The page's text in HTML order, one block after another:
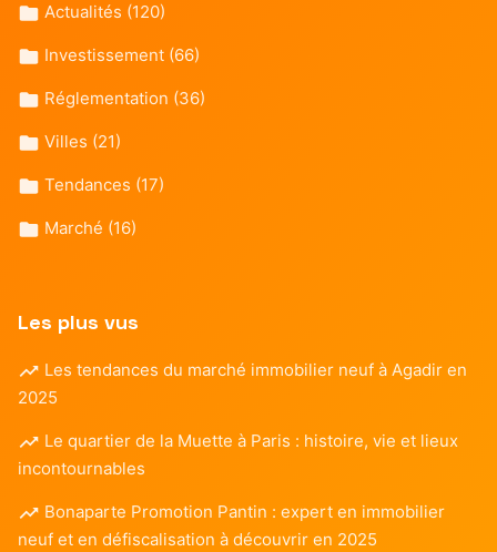
Actualités (120)
Investissement (66)
Réglementation (36)
Villes (21)
Tendances (17)
Marché (16)
Les plus vus
Les tendances du marché immobilier neuf à Agadir en
2025
Le quartier de la Muette à Paris : histoire, vie et lieux
incontournables
Bonaparte Promotion Pantin : expert en immobilier
neuf et en défiscalisation à découvrir en 2025